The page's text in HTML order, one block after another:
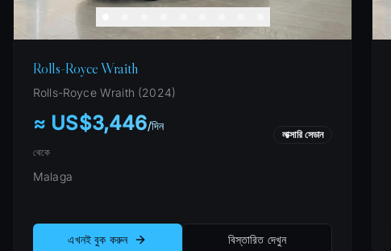
Rolls-Royce Wraith
Rolls-Royce Wraith (2024)
≈ US$3,446/দিন
থেকে
লাক্সারি সেডান
Malaga
এখনই বুক করুন বিস্তারিত দেখুন